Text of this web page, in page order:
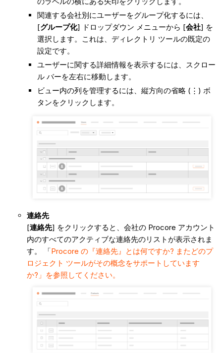
関連する会社別にユーザーをグループ化するには、
[グループ化] ドロップダウン メニューから [会社] を
選択します。これは、ディレクトリ ツールの既定の
設定です。
ユーザーに関する詳細情報を表示するには、スクロー
ル バーを左右に移動します。
ビュー内の列を管理するには、縦方向の省略 (⋮) ボ
タンをクリックします。
連絡先
[連絡先] をクリックすると、会社の Procore アカウント
内のすべてのアクティブな連絡先のリストが表示されま
す。 「Procore の『連絡先』とは何ですか? またどのプ
ロジェクト ツールがその概念をサポートしています
か?」を参照してください。